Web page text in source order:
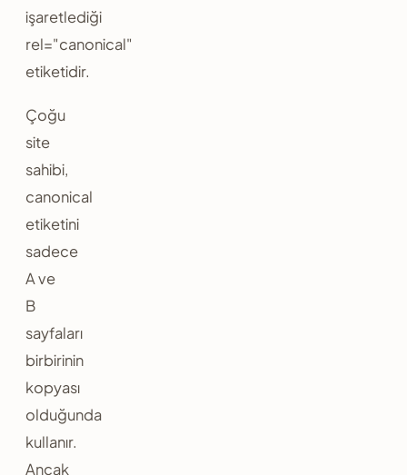
işaretlediği
rel="canonical"
etiketidir.
Çoğu
site
sahibi,
canonical
etiketini
sadece
A ve
B
sayfaları
birbirinin
kopyası
olduğunda
kullanır.
Ancak